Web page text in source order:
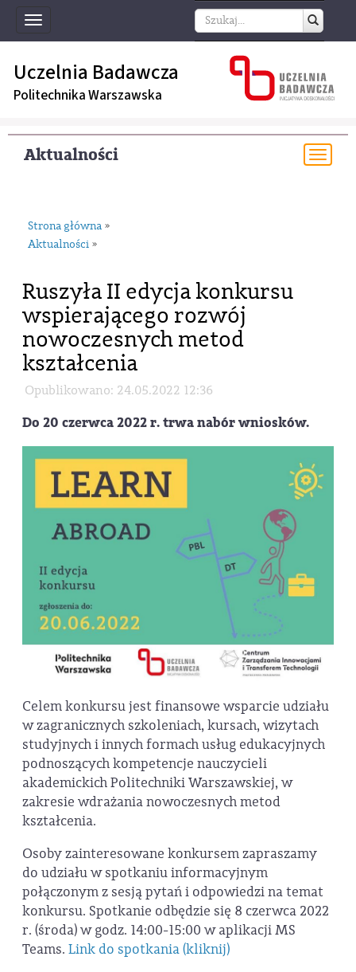
Toggle
navigation
Uczelnia Badawcza
Politechnika Warszawska
Aktualności
Strona główna »
Aktualności »
Ruszyła II edycja konkursu
wspierającego rozwój
nowoczesnych metod
kształcenia
Opublikowano: 24.05.2022 12:36
Do 20 czerwca 2022 r. trwa nabór wniosków.
Celem konkursu jest finansowe wsparcie udziału
w zagranicznych szkoleniach, kursach, wizytach
studyjnych i innych formach usług edukacyjnych
podnoszących kompetencje nauczycieli
akademickich Politechniki Warszawskiej, w
zakresie wdrażania nowoczesnych metod
kształcenia.
Osoby zainteresowane konkursem zapraszamy
do udziału w spotkaniu informacyjnym
połączonym z sesją pytań i odpowiedzi na temat
konkursu. Spotkanie odbędzie się 8 czerwca 2022
r. (środa) w godz. 14:00-15:00 w aplikacji MS
Teams. Link do spotkania (kliknij)